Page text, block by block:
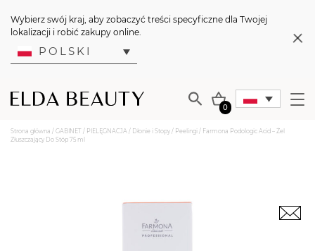
Wybierz swój kraj, aby zobaczyć treści specyficzne dla Twojej
lokalizacji i robić zakupy online.
POLSKI
0
Strona główna / GABINET / PIELĘGNACJA / Dłonie i Stopy / Peelingi / Farmona Podologic Acid – Żel
Złuszczający Do Stóp 75 ml